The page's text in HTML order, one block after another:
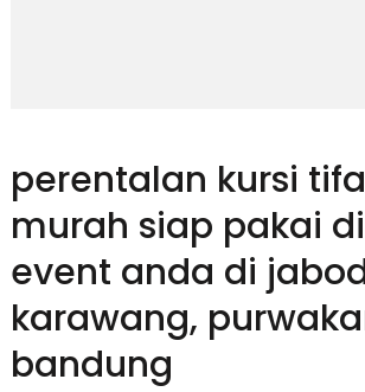
perentalan kursi
murah siap pakai
event anda di
karawang,
bandung